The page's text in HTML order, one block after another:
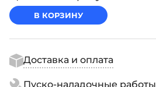
В КОРЗИНУ
Доставка и оплата
Пуско-наладочные работы